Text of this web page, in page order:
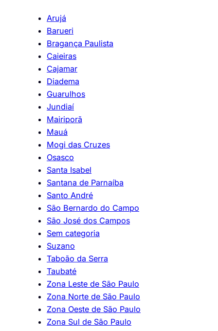
Arujá
Barueri
Bragança Paulista
Caieiras
Cajamar
Diadema
Guarulhos
Jundiaí
Mairiporã
Mauá
Mogi das Cruzes
Osasco
Santa Isabel
Santana de Parnaíba
Santo André
São Bernardo do Campo
São José dos Campos
Sem categoria
Suzano
Taboão da Serra
Taubaté
Zona Leste de São Paulo
Zona Norte de São Paulo
Zona Oeste de São Paulo
Zona Sul de São Paulo